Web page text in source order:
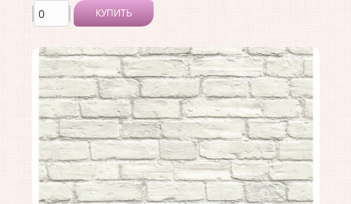
КУПИТЬ
Производитель:Architector
Коллекция:
Vintage Charm
Длина рулона:
10.05
Ширина рулона:0.53
Материал покрытия:Акриловое
Страна:США
Материал основы:Бумага
Раппорт:
53